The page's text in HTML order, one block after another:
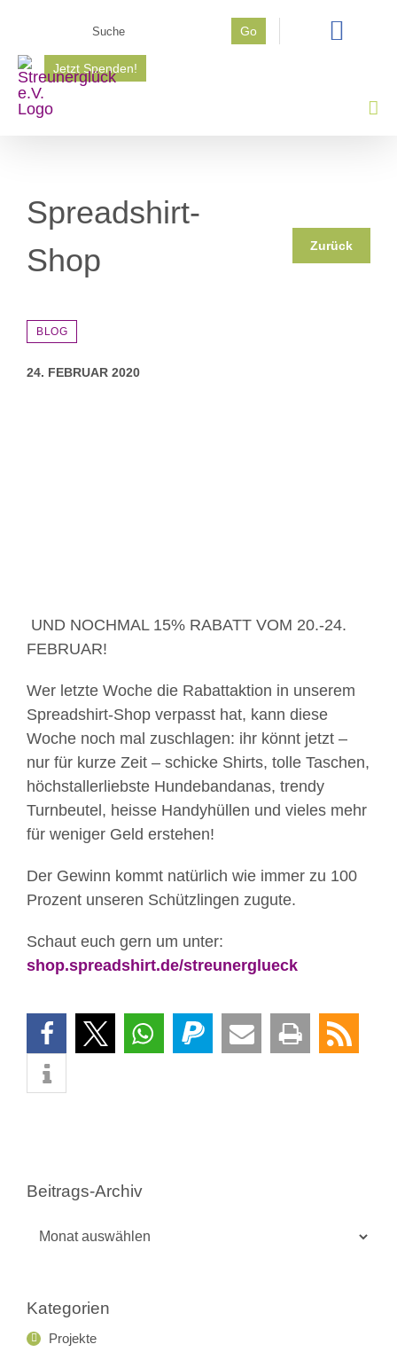
springen
Go
Jetzt Spenden!
Spreadshirt-
Shop
Zurück
BLOG
24. FEBRUAR 2020
UND NOCHMAL 15% RABATT VOM 20.-24.
FEBRUAR!
Wer letzte Woche die Rabattaktion in unserem
Spreadshirt-Shop verpasst hat, kann diese
Woche noch mal zuschlagen: ihr könnt jetzt –
nur für kurze Zeit – schicke Shirts, tolle Taschen,
höchstallerliebste Hundebandanas, trendy
Turnbeutel, heisse Handyhüllen und vieles mehr
für weniger Geld erstehen!
Der Gewinn kommt natürlich wie immer zu 100
Prozent unseren Schützlingen zugute.
Schaut euch gern um unter:
shop.spreadshirt.de/streunerglueck
Beitrags-Archiv
Kategorien
Projekte